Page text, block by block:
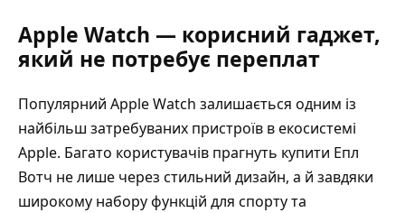
Apple Watch — корисний гаджет,
який не потребує переплат
Популярний Apple Watch залишається одним із
найбільш затребуваних пристроїв в екосистемі
Apple. Багато користувачів прагнуть купити Епл
Вотч не лише через стильний дизайн, а й завдяки
широкому набору функцій для спорту та